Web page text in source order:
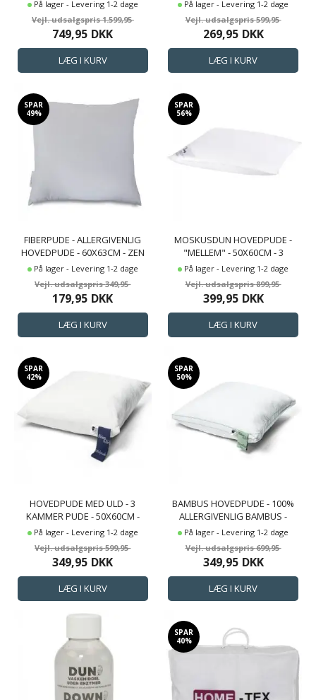
På lager - Levering 1-2 dage
1.599,95
749,95 DKK
På lager - Levering 1-2 dage
599,95
269,95 DKK
SPAR
49%
FIBERPUDE - ALLERGIVENLIG
HOVEDPUDE - 60X63CM - ZEN
SLEEP
På lager - Levering 1-2 dage
349,95
179,95 DKK
SPAR
56%
MOSKUSDUN HOVEDPUDE -
"MELLEM" - 50X60CM - 3
KAMRE PUDE - BORG LIVING
På lager - Levering 1-2 dage
899,95
399,95 DKK
SPAR
42%
HOVEDPUDE MED ULD - 3
KAMMER PUDE - 50X60CM -
NATURE BY BORG
På lager - Levering 1-2 dage
599,95
349,95 DKK
SPAR
50%
BAMBUS HOVEDPUDE - 100%
ALLERGIVENLIG BAMBUS -
50X60 CM - 3 KAMMER PUDE -
NATURE BY BORG
På lager - Levering 1-2 dage
699,95
349,95 DKK
SPAR
40%